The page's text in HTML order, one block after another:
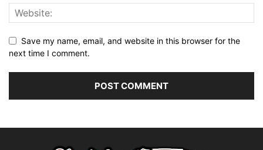
Save my name, email, and website in this browser for the
next time I comment.